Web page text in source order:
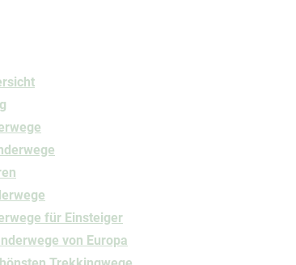
für Einsteiger
von Europa